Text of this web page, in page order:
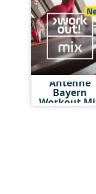
Antenne
Bayern
Workout